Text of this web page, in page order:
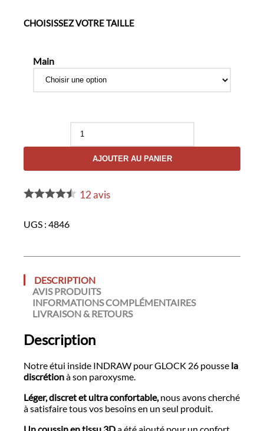
CHOISISSEZ VOTRE TAILLE
Main
quantité
Étui
Inside
Indraw
Pistolet
AJOUTER AU PANIER
12avis
UGS : 4846
DESCRIPTION
AVIS PRODUITS
INFORMATIONS COMPLÉMENTAIRES
LIVRAISON & RETOURS
Description
Notre étui inside INDRAW pour GLOCK 26 pousse la
discrétionà son paroxysme.
Léger, discret et ultra confortable, nous avons cherché
à satisfaire tous vos besoins en un seul produit.
Un coussin en tissu 3Da été ajouté pour un confort